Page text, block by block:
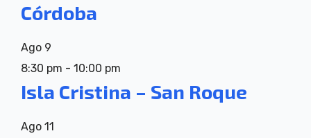
Córdoba
Ago 9
8:30 pm - 10:00 pm
Isla Cristina – San Roque
Ago 11